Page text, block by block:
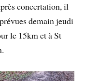
concertation, il
demain jeudi
le 15km et à St